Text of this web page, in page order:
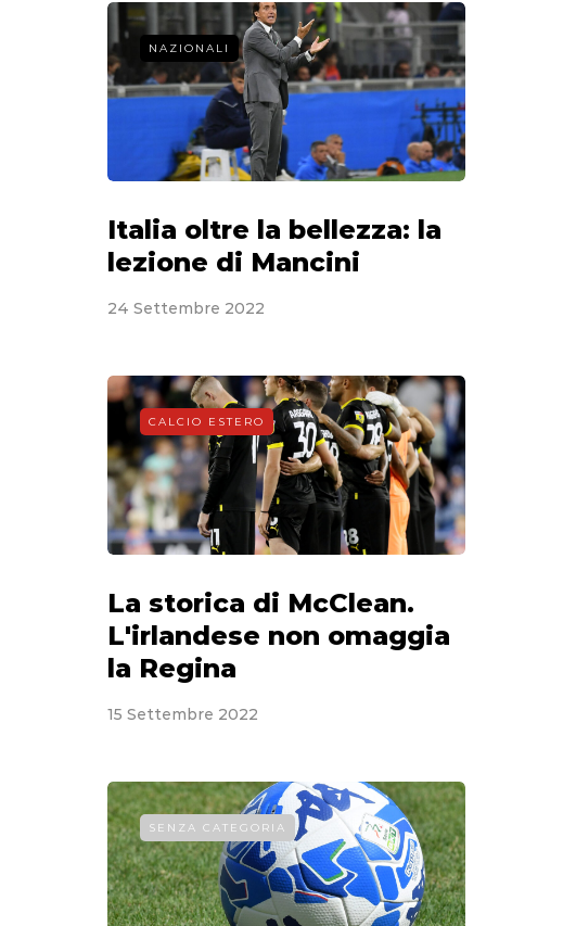
NAZIONALI
Italia oltre la bellezza: la
lezione di Mancini
24 Settembre 2022
CALCIO ESTERO
La storica di McClean.
L'irlandese non omaggia
la Regina
15 Settembre 2022
SENZA CATEGORIA